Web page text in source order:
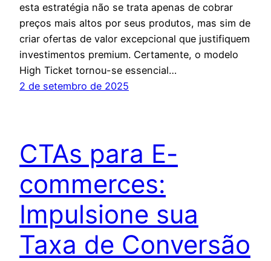
esta estratégia não se trata apenas de cobrar
preços mais altos por seus produtos, mas sim de
criar ofertas de valor excepcional que justifiquem
investimentos premium. Certamente, o modelo
High Ticket tornou-se essencial…
2 de setembro de 2025
CTAs para E-
commerces:
Impulsione sua
Taxa de Conversão